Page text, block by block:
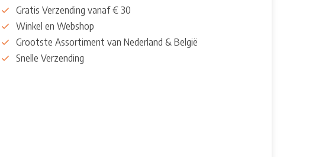
Gratis Verzending vanaf € 30
Winkel en Webshop
Grootste Assortiment van Nederland & België
Snelle Verzending